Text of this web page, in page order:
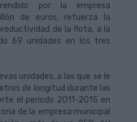
por la empresa
de euros, refuerza la
de la flota, a la
69 unidades en los tres
unidades, a las que se le
de longitud durante las
el periodo 2011-2015 en
de la empresa municipal